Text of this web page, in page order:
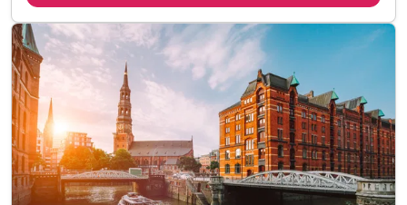
inkl. Kinder bis 5 Jahren kostenfrei*
inkl. W-LAN Nutzung im Hotel & Zimmer